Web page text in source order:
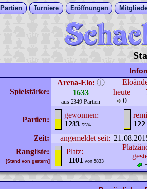
Partien Turniere Eröffnungen
Spielstärke:
Arena-Elo: ⓘ
1633
aus 2349 Partien
heute
0
Partien:
gewonnen:
1283 55%
122
Zeit:
angemeldet seit:
Rangliste:
[Stand von gestern]
Platz:
1101 von 5833